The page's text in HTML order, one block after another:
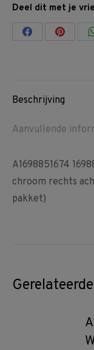
Deel dit met je
Share Share
Beschrijving
Aanvullende
A1698851674
chroom rechts
pakket)